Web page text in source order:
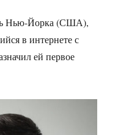
Нью-Йорка (США),
в интернете с
ей первое